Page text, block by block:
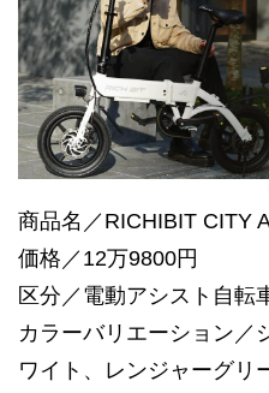
商品名／RICHIBIT CITY
価格／12万9800円
区分／電動アシスト自転
カラーバリエーション／
ワイト、レンジャーグリ